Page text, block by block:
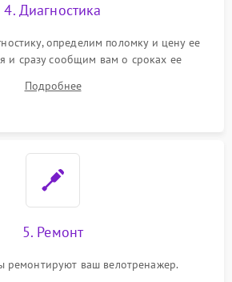
4. Диагностика
определим поломку и цену ее
и сразу сообщим вам о сроках ее
Подробнее
5. Ремонт
ремонтируют ваш велотренажер.